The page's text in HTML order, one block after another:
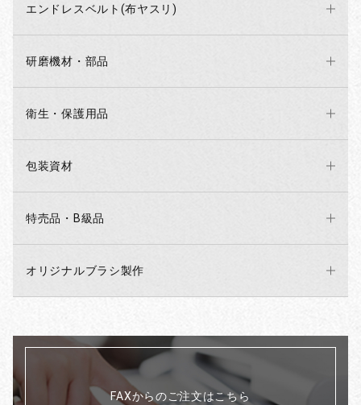
エンドレスベルト(布ヤスリ)
研磨機材・部品
衛生・保護用品
包装資材
特売品・B級品
オリジナルブラシ製作
FAXからのご注文はこちら